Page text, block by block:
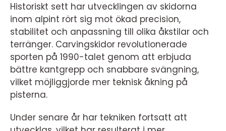
Historiskt sett har utvecklingen av skidorna
inom alpint rört sig mot ökad precision,
stabilitet och anpassning till olika åkstilar och
terränger. Carvingskidor revolutionerade
sporten på 1990-talet genom att erbjuda
bättre kantgrepp och snabbare svängning,
vilket möjliggjorde mer teknisk åkning på
pisterna.
Under senare år har tekniken fortsatt att